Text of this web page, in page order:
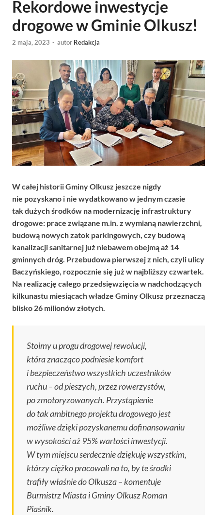
Rekordowe inwestycje
drogowe w Gminie Olkusz!
2 maja, 2023 - autor Redakcja
W całej historii Gminy Olkusz jeszcze nigdy
nie pozyskano i nie wydatkowano w jednym czasie
tak dużych środków na modernizację infrastruktury
drogowe: prace związane m.in. z wymianą nawierzchni,
budową nowych zatok parkingowych, czy budową
kanalizacji sanitarnej już niebawem obejmą aż 14
gminnych dróg. Przebudowa pierwszej z nich, czyli ulicy
Baczyńskiego, rozpocznie się już w najbliższy czwartek.
Na realizację całego przedsięwzięcia w nadchodzących
kilkunastu miesiącach władze Gminy Olkusz przeznaczą
blisko 26 milionów złotych.
Stoimy u progu drogowej rewolucji,
która znacząco podniesie komfort
i bezpieczeństwo wszystkich uczestników
ruchu – od pieszych, przez rowerzystów,
po zmotoryzowanych. Przystąpienie
do tak ambitnego projektu drogowego jest
możliwe dzięki pozyskanemu dofinansowaniu
w wysokości aż 95% wartości inwestycji.
W tym miejscu serdecznie dziękuję wszystkim,
którzy ciężko pracowali na to, by te środki
trafiły właśnie do Olkusza– komentuje
Burmistrz Miasta i Gminy Olkusz Roman
Piaśnik.